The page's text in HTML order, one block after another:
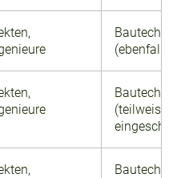
(ebenfalls
(teilweise